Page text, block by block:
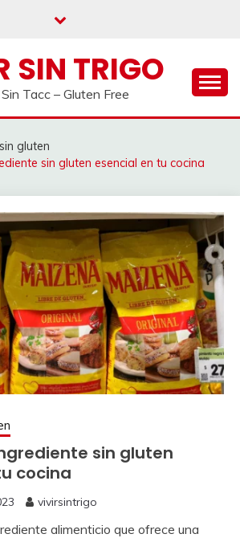
SIN TRIGO
Tacc – Gluten Free
gluten
sin gluten esencial en tu cocina
sin gluten
cocina
vivirsintrigo
alimenticio que ofrece una